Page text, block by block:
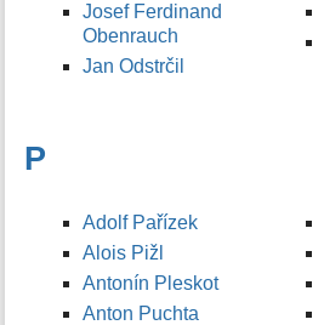
Josef Ferdinand
Obenrauch
Jan Odstrčil
P
Adolf Pařízek
Alois Pižl
Antonín Pleskot
Anton Puchta